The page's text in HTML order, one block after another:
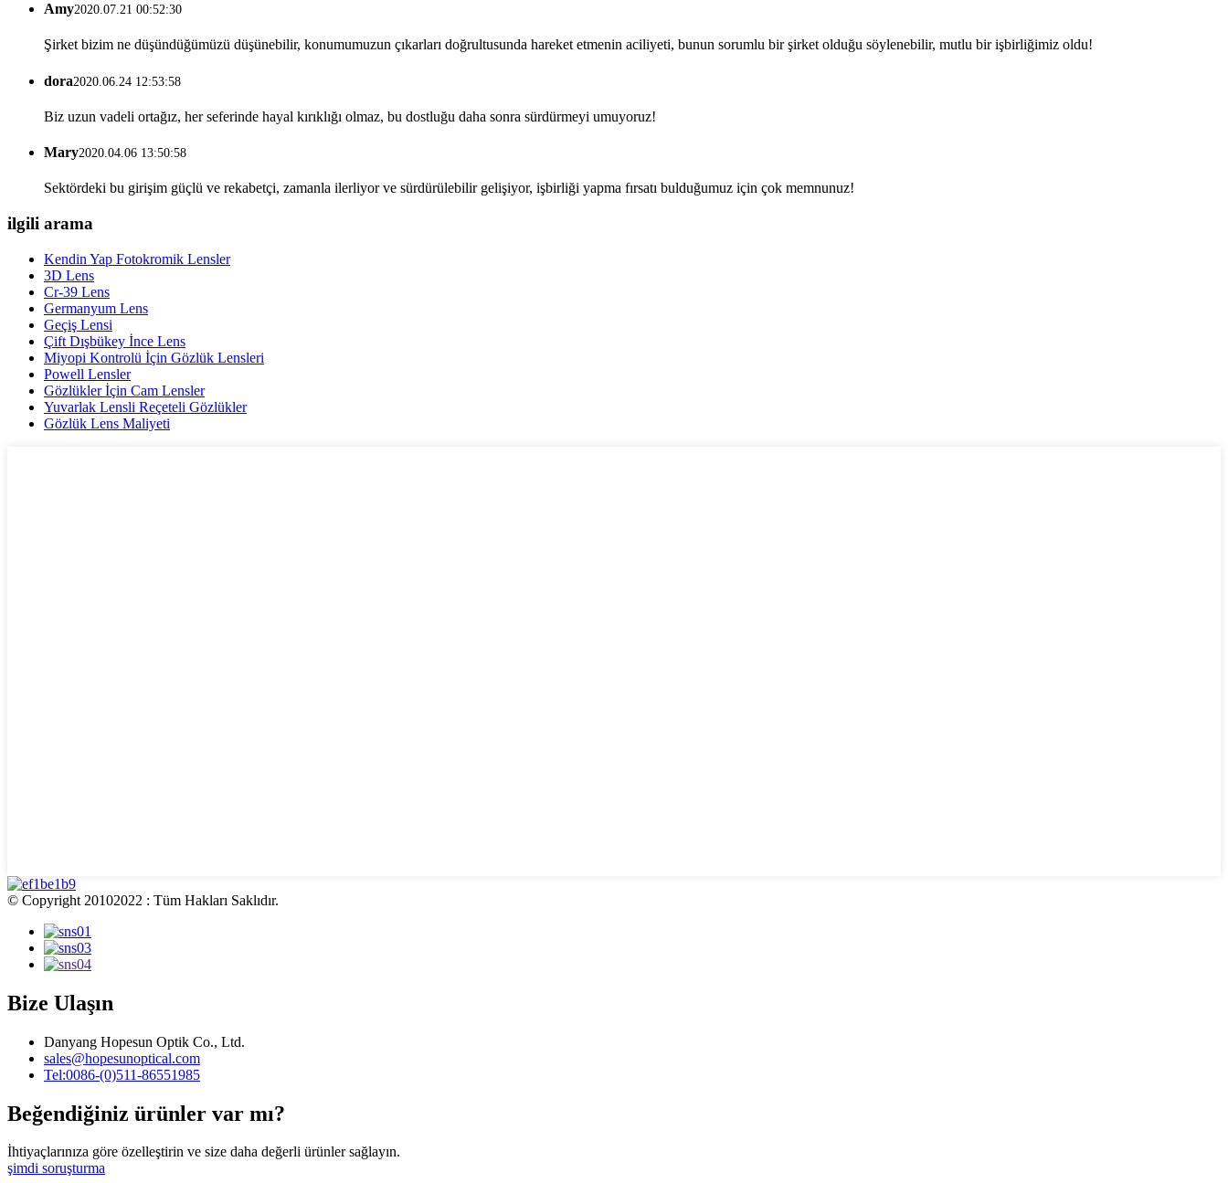
Amy2020.07.21 00:52:30
Şirket bizim ne düşündüğümüzü düşünebilir, konumumuzun çıkarları doğrultusunda hareket etmenin aciliyeti, bunun sorumlu bir şirket olduğu söylenebilir, mutlu bir işbirliğimiz oldu!
dora2020.06.24 12:53:58
Biz uzun vadeli ortağız, her seferinde hayal kırıklığı olmaz, bu dostluğu daha sonra sürdürmeyi umuyoruz!
Mary2020.04.06 13:50:58
Sektördeki bu girişim güçlü ve rekabetçi, zamanla ilerliyor ve sürdürülebilir gelişiyor, işbirliği yapma fırsatı bulduğumuz için çok memnunuz!
ilgili arama
Kendin Yap Fotokromik Lensler
3D Lens
Cr-39 Lens
Germanyum Lens
Geçiş Lensi
Çift Dışbükey İnce Lens
Miyopi Kontrolü İçin Gözlük Lensleri
Powell Lensler
Gözlükler İçin Cam Lensler
Yuvarlak Lensli Reçeteli Gözlükler
Gözlük Lens Maliyeti
© Copyright 20102022 : Tüm Hakları Saklıdır.
Bize Ulaşın
Danyang Hopesun Optik Co., Ltd.
sales@hopesunoptical.com
Tel:0086-(0)511-86551985
Beğendiğiniz ürünler var mı?
İhtiyaçlarınıza göre özelleştirin ve size daha değerli ürünler sağlayın.
şimdi soruşturma